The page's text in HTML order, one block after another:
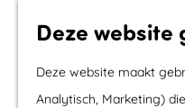
Deze website
Deze website maakt
Analytisch, Marketing)